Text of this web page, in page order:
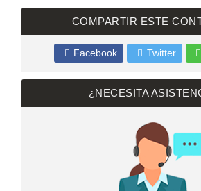
COMPARTIR ESTE
Facebook Twitter
¿NECESITA